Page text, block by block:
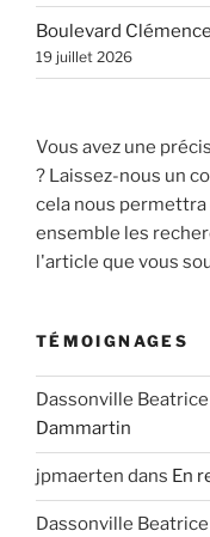
Boulevard
19 juillet 2026
Vous avez une
? Laissez-nous un
cela nous
ensemble les
l'article que vous
TÉMOIGNAGES
Dassonville Beatrice
Dammartin
jpmaerten dans En
Dassonville Beatrice